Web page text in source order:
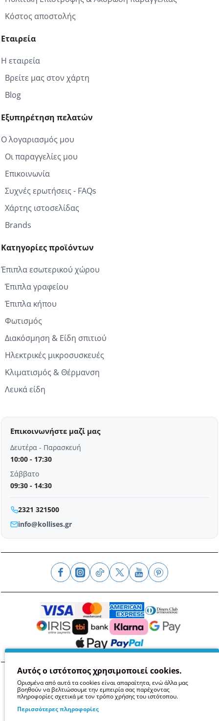
Κόστος αποστολής
Εταιρεία
Η εταιρεία
Βρείτε μας στον χάρτη
Blog
Εξυπηρέτηση πελατών
Ο λογαριασμός μου
Οι παραγγελίες μου
Επικοινωνία
Συχνές ερωτήσεις - FAQs
Χάρτης ιστοσελίδας
Brands
Κατηγορίες προϊόντων
Έπιπλα εσωτερικού χώρου
Έπιπλα γραφείου
Έπιπλα κήπου
Φωτισμός
Διακόσμηση & Είδη σπιτιού
Ηλεκτρικές μικροσυσκευές
Κλιματισμός & Θέρμανση
Λευκά είδη
Επικοινωνήστε μαζί μας
Δευτέρα - Παρασκευή
10:00 - 17:30
Σάββατο
09:30 - 14:30
2321 321500
info@kollises.gr
ΌροιΑπόρρητοΑσφάλειαGDPR Cookies
Αυτός ο ιστότοπος χρησιμοποιεί cookies.
Ορισμένα από αυτά τα cookies είναι απαραίτητα, ενώ άλλα μας
βοηθούν να βελτιώσουμε την εμπειρία σας παρέχοντας
πληροφορίες σχετικά με τον τρόπο χρήσης του ιστότοπου.
Περισσότερες πληροφορίες